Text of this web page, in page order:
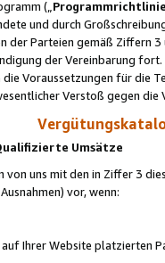
(„
und durch
der Parteien gemäß Ziffern
der Vereinbarung
Voraussetzungen für die
Verstoß gegen die
Umsätze
von uns mit den in Ziffer 3
vor, wenn:
Ihrer Website platzierten